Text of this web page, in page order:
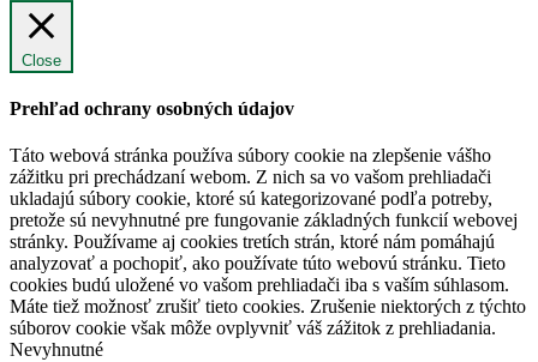
Close
Prehľad ochrany osobných údajov
Táto webová stránka používa súbory cookie na zlepšenie vášho
zážitku pri prechádzaní webom. Z nich sa vo vašom prehliadači
ukladajú súbory cookie, ktoré sú kategorizované podľa potreby,
pretože sú nevyhnutné pre fungovanie základných funkcií webovej
stránky. Používame aj cookies tretích strán, ktoré nám pomáhajú
analyzovať a pochopiť, ako používate túto webovú stránku. Tieto
cookies budú uložené vo vašom prehliadači iba s vaším súhlasom.
Máte tiež možnosť zrušiť tieto cookies. Zrušenie niektorých z týchto
súborov cookie však môže ovplyvniť váš zážitok z prehliadania.
Nevyhnutné